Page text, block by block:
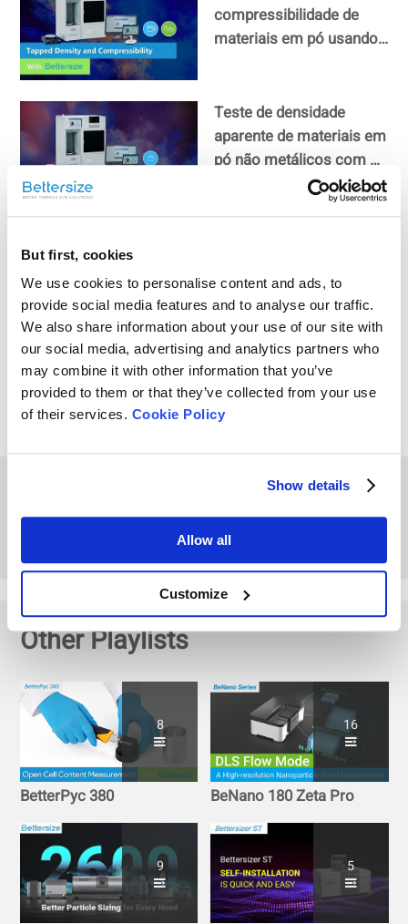
But first, cookies
We use cookies to personalise content and ads, to
provide social media features and to analyse our traffic.
We also share information about your use of our site with
our social media, advertising and analytics partners who
may combine it with other information that you’ve
provided to them or that they’ve collected from your use
of their services. Cookie Policy
Show details
Allow all
Customize
compressibilidade de
materiais em pó usando
Teste de densidade
aparente de materiais em
pó não metálicos com o
PowderPro A1
pó com o PowderPro A1
Teste de ângulo de
repouso, ângulo de queda
e ângulo de diferença de
materiais em pó com o
PowderPro A1
Visão geral do
características de pó
Other Playlists
8
BetterPyc 380
16
BeNano 180 Zeta Pro
9 5